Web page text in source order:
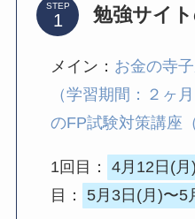
STEP 勉強サイ
メイン： お金の寺
（学習期間：２ヶ月
のFP試験対策講座
1回目： 4月12日(
目：
5月3日(月)〜5